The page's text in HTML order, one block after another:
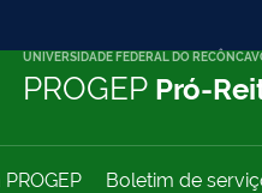
UNIVERSIDADE FEDERAL DO
PROGEP Pró-
Boletim de